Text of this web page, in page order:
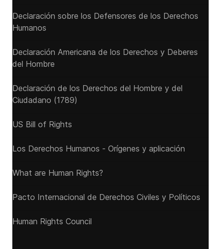
Declaración sobre los Defensores de los Derechos
Humanos
Declaración Americana de los Derechos y Deberes
del Hombre
Declaración de los Derechos del Hombre y del
Ciudadano (1789)
US Bill of Rights
Los Derechos Humanos - Orígenes y aplicación
What are Human Rights?
Pacto Internacional de Derechos Civiles y Políticos
Human Rights Council